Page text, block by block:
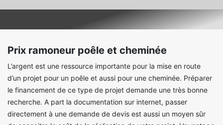
Prix ramoneur poêle et cheminée
L’argent est une ressource importante pour la mise en route
d’un projet pour un poêle et aussi pour une cheminée. Préparer
le financement de ce type de projet demande une très bonne
recherche. A part la documentation sur internet, passer
directement à une demande de devis est aussi un moyen sûr